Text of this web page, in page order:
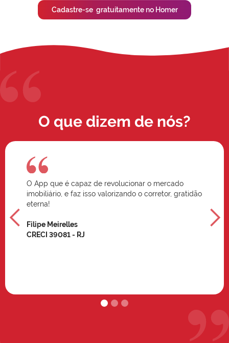
Cadastre-se gratuitamente no Homer
O que dizem de nós?
O App que é capaz de revolucionar o mercado
imobiliário, e faz isso valorizando o corretor, gratidão
eterna!
Filipe Meirelles
CRECI 39081 - RJ